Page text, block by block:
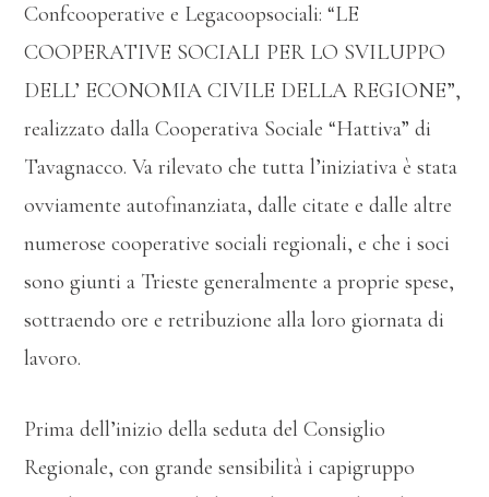
Confcooperative e Legacoopsociali: “LE
COOPERATIVE SOCIALI PER LO SVILUPPO
DELL’ ECONOMIA CIVILE DELLA REGIONE”,
realizzato dalla Cooperativa Sociale “Hattiva” di
Tavagnacco. Va rilevato che tutta l’iniziativa è stata
ovviamente autofinanziata, dalle citate e dalle altre
numerose cooperative sociali regionali, e che i soci
sono giunti a Trieste generalmente a proprie spese,
sottraendo ore e retribuzione alla loro giornata di
lavoro.
Prima dell’inizio della seduta del Consiglio
Regionale, con grande sensibilità i capigruppo